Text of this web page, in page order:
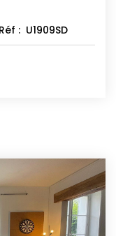
Réf : U1909SD